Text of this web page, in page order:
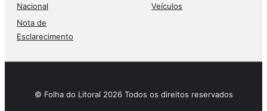
Nacional
Nota de
Esclarecimento
Veículos
© Folha do Litoral 2026 Todos os direitos reservados